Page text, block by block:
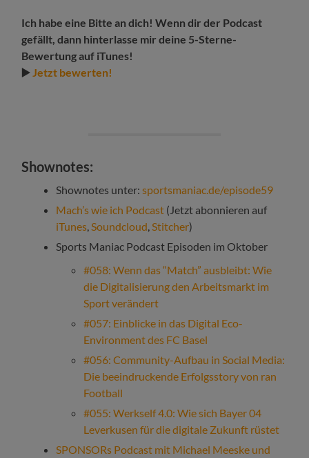
Ich habe eine Bitte an dich! Wenn dir der Podcast
gefällt, dann hinterlasse mir deine 5-Sterne-
Bewertung auf iTunes!
▶️Jetzt bewerten!
Shownotes:
Shownotes unter:sportsmaniac.de/episode59
Mach’s wie ich Podcast (Jetzt abonnieren auf
iTunes,Soundcloud,Stitcher)
Sports Maniac Podcast Episoden im Oktober
#058: Wenn das “Match” ausbleibt: Wie
die Digitalisierung den Arbeitsmarkt im
Sport verändert
#057: Einblicke in das Digital Eco-
Environment des FC Basel
#056: Community-Aufbau in Social Media:
Die beeindruckende Erfolgsstory von ran
Football
#055: Werkself 4.0: Wie sich Bayer 04
Leverkusen für die digitale Zukunft rüstet
SPONSORs Podcast mit Michael Meeske und